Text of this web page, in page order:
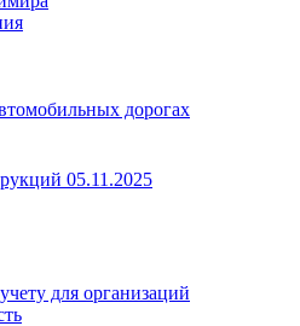
дорогах
05.11.2025
для организаций